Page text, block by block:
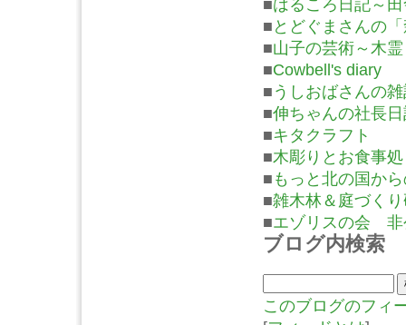
■はるころ日記～
■ とどぐまさんの
■山子の芸術～木
■Cowbell's diary
■ うしおばさんの
■伸ちゃんの社長
■キタクラフト
■木彫りとお食事
■ もっと北の国か
■雑木林＆庭づく
■エゾリスの会 非
ブログ内検索
このブログのフィ